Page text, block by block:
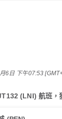
6日 下午07:53
(LNI) 航班，